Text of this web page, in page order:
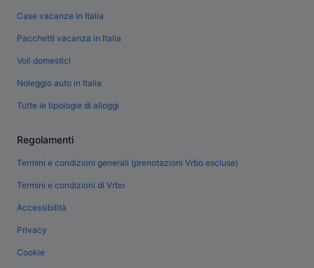
Case vacanze in Italia
Pacchetti vacanza in Italia
Voli domestici
Noleggio auto in Italia
Tutte le tipologie di alloggi
Regolamenti
Termini e condizioni generali (prenotazioni Vrbo escluse)
Termini e condizioni di Vrbo
Accessibilità
Privacy
Cookie